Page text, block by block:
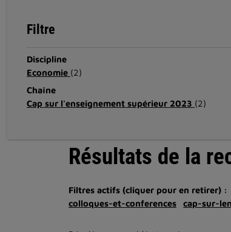
Filtre
Discipline
Economie (2)
Chaîne
Cap sur l'enseignement supérieur 2023 (2)
Résultats de la
Filtres actifs (cliquer pour en retirer) :
colloques-et-conferences
cap-sur-